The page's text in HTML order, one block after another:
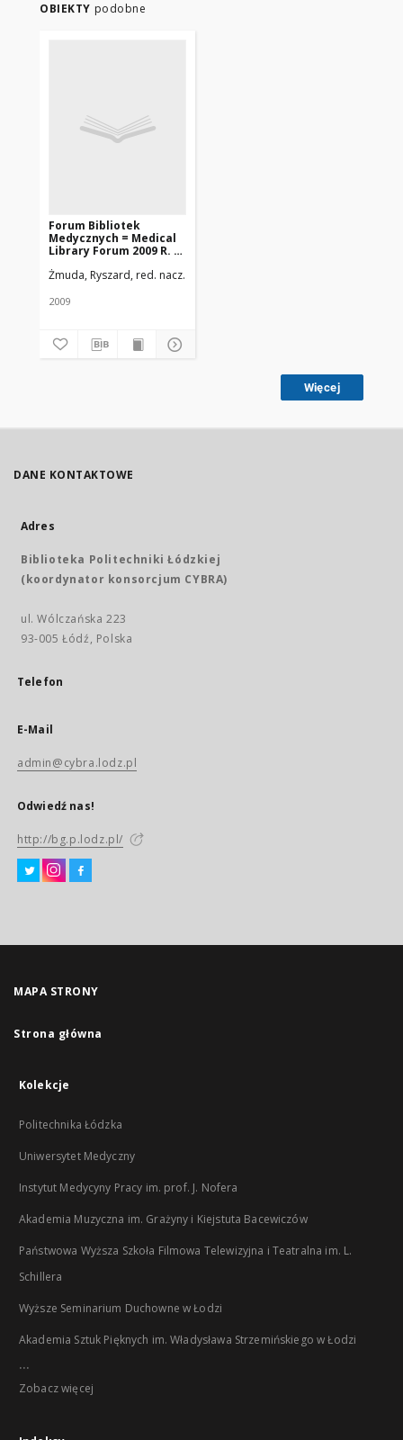
OBIEKTY podobne
Forum Bibliotek
Medycznych = Medical
Library Forum 2009 R. 2
Żmuda, Ryszard, red. nacz.
2009
Więcej
DANE KONTAKTOWE
Adres
Biblioteka Politechniki Łódzkiej
(koordynator konsorcjum CYBRA)
ul. Wólczańska 223
93-005 Łódź, Polska
Telefon
E-Mail
admin@cybra.lodz.pl
Odwiedź nas!
http://bg.p.lodz.pl/
MAPA STRONY
Strona główna
Kolekcje
Politechnika Łódzka
Uniwersytet Medyczny
Instytut Medycyny Pracy im. prof. J. Nofera
Akademia Muzyczna im. Grażyny i Kiejstuta Bacewiczów
Państwowa Wyższa Szkoła Filmowa Telewizyjna i Teatralna im. L.
Schillera
Wyższe Seminarium Duchowne w Łodzi
Akademia Sztuk Pięknych im. Władysława Strzemińskiego w Łodzi
...
Zobacz więcej